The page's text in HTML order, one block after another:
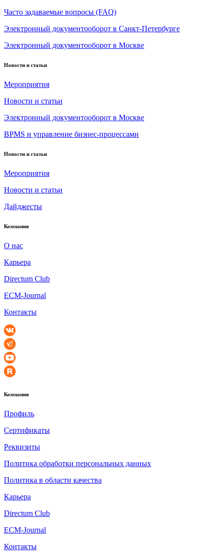
Часто задаваемые вопросы (FAQ)
Электронный документооборот в Санкт-Петербурге
Электронный документооборот в Москве
Новости и статьи
Мероприятия
Новости и статьи
Электронный документооборот в Москве
BPMS и управление бизнес-процессами
Новости и статьи
Мероприятия
Новости и статьи
Дайджесты
Компания
О нас
Карьера
Directum Club
ECM-Journal
Контакты
Компания
Профиль
Сертификаты
Реквизиты
Политика обработки персональных данных
Политика в области качества
Карьера
Directum Club
ECM-Journal
Контакты